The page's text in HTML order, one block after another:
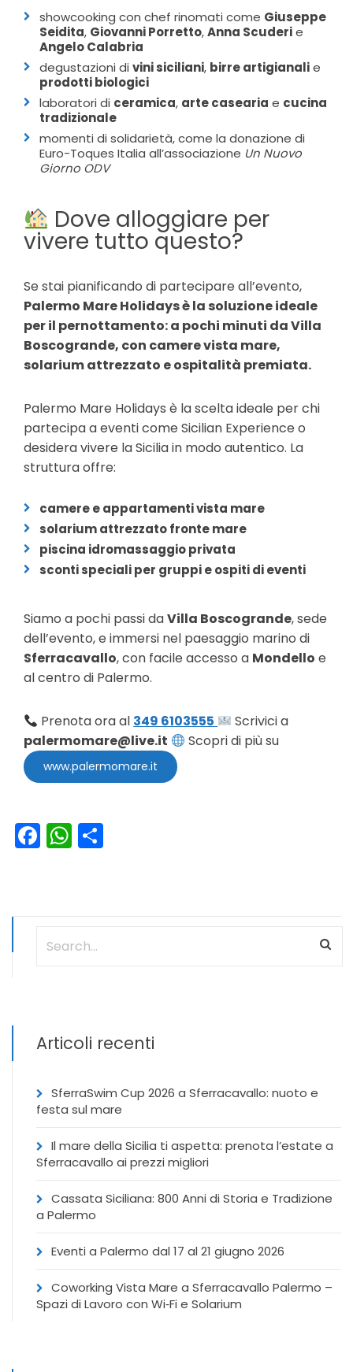
showcooking con chef rinomati come Giuseppe
Seidita, Giovanni Porretto,Anna Scuderie
Angelo Calabria
degustazioni di vini siciliani, birre artigianalie
prodotti biologici
laboratori di ceramica, arte casearia e cucina
tradizionale
momenti di solidarietà, come la donazione di
Euro-Toques Italia all’associazione Un Nuovo
Giorno ODV
Dove alloggiare per
vivere tutto questo?
Se stai pianificando di partecipare all’evento,
Palermo Mare Holidays è la soluzione ideale
per il pernottamento: a pochi minuti da Villa
Boscogrande, con camere vista mare,
solarium attrezzato e ospitalità premiata.
Palermo Mare Holidays è la scelta ideale per chi
partecipa a eventi come Sicilian Experience o
desidera vivere la Sicilia in modo autentico. La
struttura offre:
camere e appartamenti vista mare
solarium attrezzato fronte mare
piscina idromassaggio privata
sconti speciali per gruppi e ospiti di eventi
Siamo a pochi passi daVilla Boscogrande, sede
dell’evento, e immersi nel paesaggio marino di
Sferracavallo, con facile accesso a Mondello e
al centro di Palermo.
Prenota ora al 349 6103555
Scrivici a
palermomare@live.it
Scopri di più su
www.palermomare.it
Facebook
WhatsApp
Articoli recenti
SferraSwim Cup 2026 a Sferracavallo: nuoto e
festa sul mare
Il mare della Sicilia ti aspetta: prenota l’estate a
Sferracavallo ai prezzi migliori
Cassata Siciliana: 800 Anni di Storia e Tradizione
a Palermo
Eventi a Palermo dal 17 al 21 giugno 2026
Coworking Vista Mare a Sferracavallo Palermo –
Spazi di Lavoro con Wi‑Fi e Solarium